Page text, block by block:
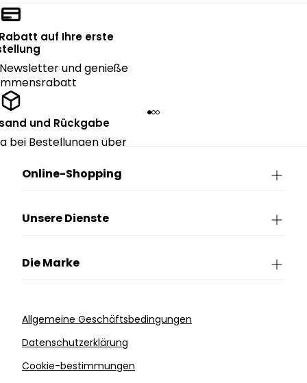
auf Ihre erste
und genieße
und Rückgabe
bei Bestellungen über
Online-Shopping
Unsere Dienste
Die Marke
Allgemeine Geschäftsbedingungen
Datenschutzerklärung
Cookie-bestimmungen